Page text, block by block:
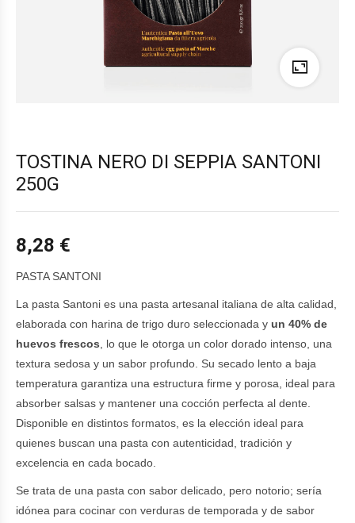
TOSTINA NERO DI SEPPIA SANTONI
250G
8,28 €
PASTA SANTONI
La pasta Santoni es una pasta artesanal italiana de alta calidad,
elaborada con harina de trigo duro seleccionada y un 40% de
huevos frescos , lo que le otorga un color dorado intenso, una
textura sedosa y un sabor profundo. Su secado lento a baja
temperatura garantiza una estructura firme y porosa, ideal para
absorber salsas y mantener una cocción perfecta al dente.
Disponible en distintos formatos, es la elección ideal para
quienes buscan una pasta con autenticidad, tradición y
excelencia en cada bocado.
Se trata de una pasta con sabor delicado, pero notorio; sería
idónea para cocinar con verduras de temporada y de sabor